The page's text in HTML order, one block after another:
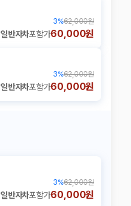
3%62,000원
일반자차포함가60,000원
3%62,000원
일반자차포함가60,000원
3%62,000원
일반자차포함가60,000원